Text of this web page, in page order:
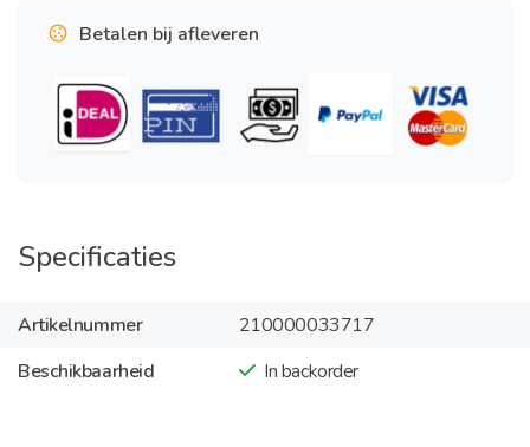
Betalen bij afleveren
Specificaties
Artikelnummer
210000033717
Beschikbaarheid
In backorder